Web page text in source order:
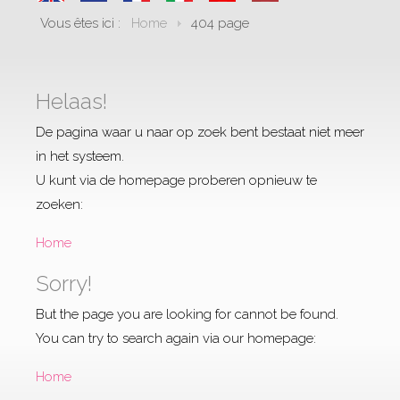
Vous êtes ici : Home 404 page
Helaas!
De pagina waar u naar op zoek bent bestaat niet meer
in het systeem.
U kunt via de homepage proberen opnieuw te
zoeken:
Home
Sorry!
But the page you are looking for cannot be found.
You can try to search again via our homepage:
Home